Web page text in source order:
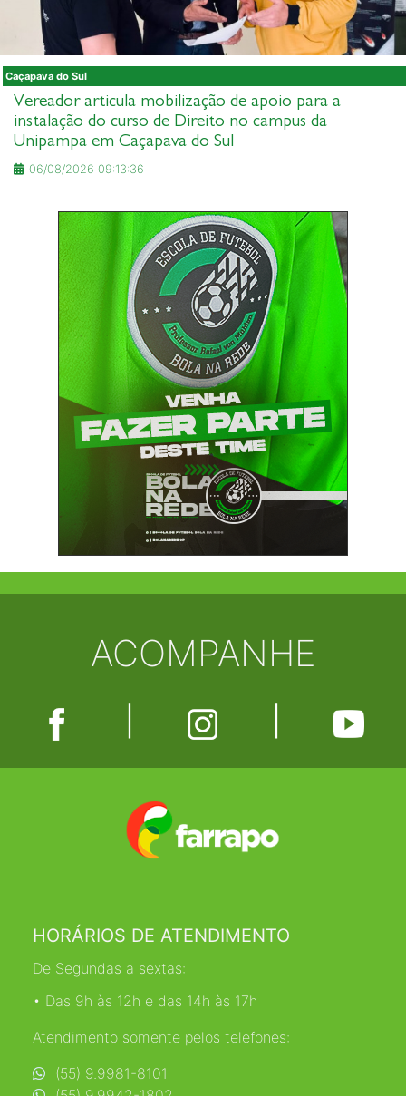
Caçapava do Sul
Vereador articula mobilização de apoio para a
instalação do curso de Direito no campus da
Unipampa em Caçapava do Sul
06/08/2026 09:13:36
ACOMPANHE
HORÁRIOS DE ATENDIMENTO
De Segundas a sextas:
• Das 9h às 12h e das 14h às 17h
Atendimento somente pelos telefones:
(55) 9.9981-8101